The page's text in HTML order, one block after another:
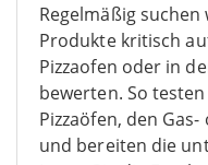
Regelmäßig
Produkte kritisch
Pizzaofen oder in
bewerten. So
Pizzaöfen, den
und bereiten die